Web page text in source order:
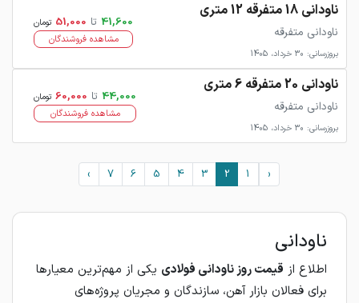
ناودانی 18 متفرقه 12 متری
ناودانی متفرقه
بروزرسانی: 30 خرداد، 1405
41,600 تا 51,000 تومان
مشاهده فروشندگان
ناودانی 20 متفرقه 6 متری
ناودانی متفرقه
بروزرسانی: 30 خرداد، 1405
44,000 تا 60,000 تومان
مشاهده فروشندگان
‹
1
2
3
4
5
6
7
›
ناودانی
اطلاع از قیمت روز ناودانی فولادی یکی از مهم‌ترین معیارها
برای فعالان بازار آهن، سازندگان و مجریان پروژه‌های